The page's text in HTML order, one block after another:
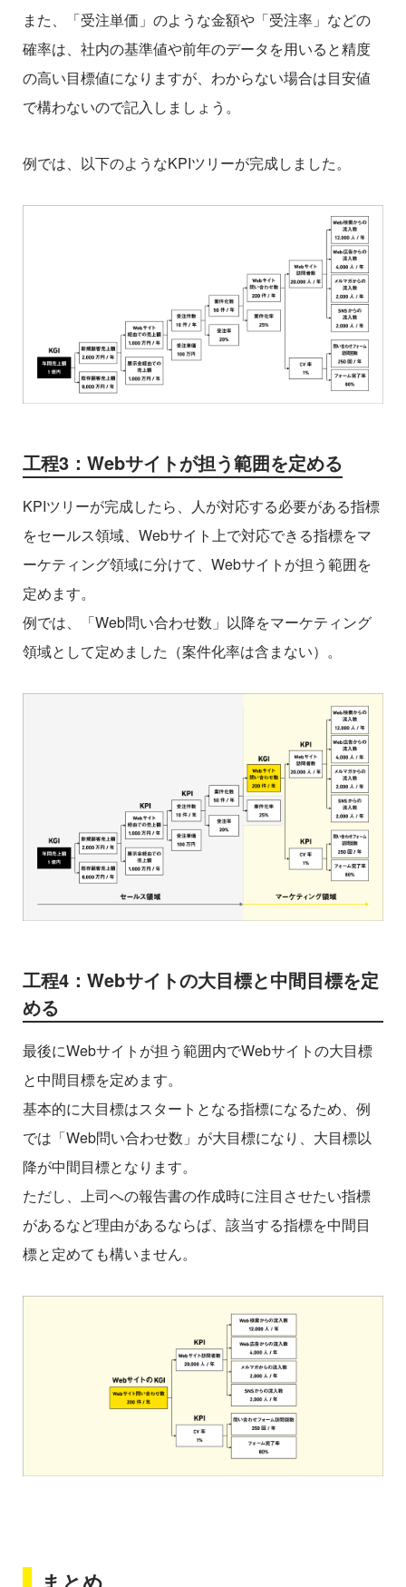
また、「受注単価」のような金額や「受注率」などの
確率は、社内の基準値や前年のデータを用いると精度
の高い目標値になりますが、わからない場合は目安値
で構わないので記入しましょう。
例では、以下のようなKPIツリーが完成しました。
工程3：Webサイトが担う範囲を定める
KPIツリーが完成したら、人が対応する必要がある指標
をセールス領域、Webサイト上で対応できる指標をマ
ーケティング領域に分けて、Webサイトが担う範囲を
定めます。
例では、「Web問い合わせ数」以降をマーケティング
領域として定めました（案件化率は含まない）。
工程4：Webサイトの大目標と中間目標を定
める
最後にWebサイトが担う範囲内でWebサイトの大目標
と中間目標を定めます。
基本的に大目標はスタートとなる指標になるため、例
では「Web問い合わせ数」が大目標になり、大目標以
降が中間目標となります。
ただし、上司への報告書の作成時に注目させたい指標
があるなど理由があるならば、該当する指標を中間目
標と定めても構いません。